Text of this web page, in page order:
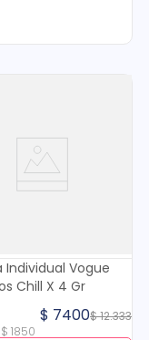
Individual Vogue
Chill X 4 Gr
$12.333
$ 7400
$ 1850